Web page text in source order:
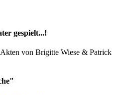
gespielt...!
von Brigitte Wiese & Patrick